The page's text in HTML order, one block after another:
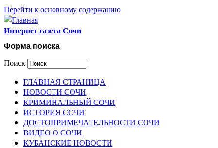
Перейти к основному содержанию
Интернет газета Сочи
Форма поиска
Поиск
ГЛАВНАЯ СТРАНИЦА
НОВОСТИ СОЧИ
КРИМИНАЛЬНЫЙ СОЧИ
ИСТОРИЯ СОЧИ
ДОСТОПРИМЕЧАТЕЛЬНОСТИ СОЧИ
ВИДЕО О СОЧИ
КУБАНСКИЕ НОВОСТИ